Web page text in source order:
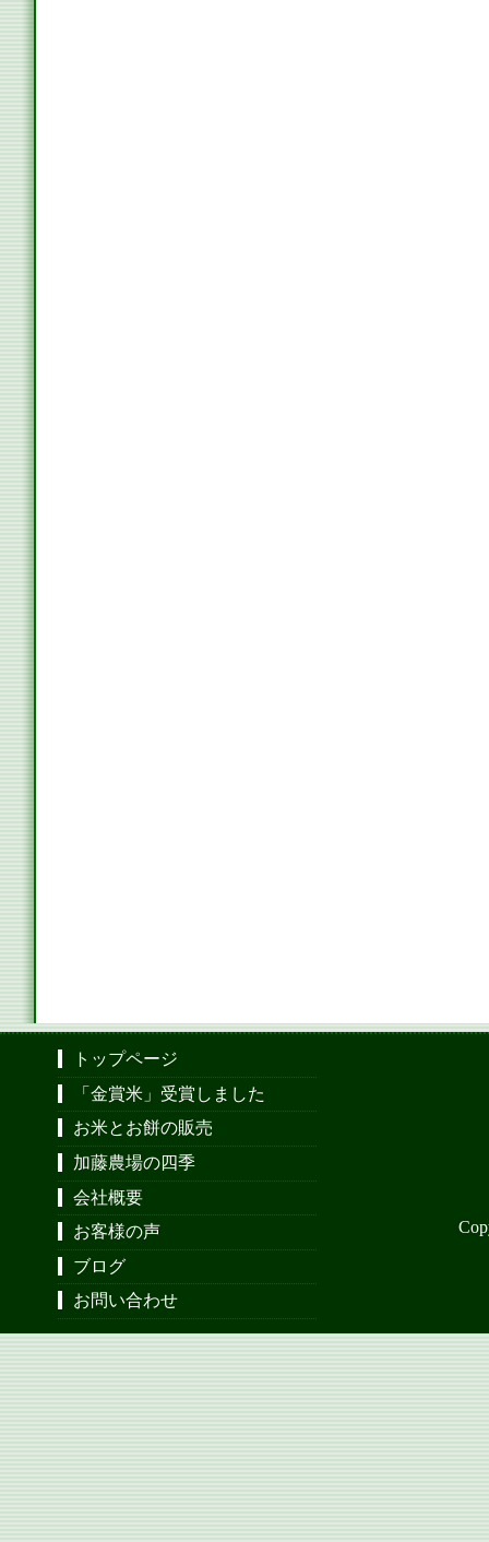
トップページ
「金賞米」受賞しました
お米とお餅の販売
加藤農場の四季
会社概要
お客様の声
ブログ
お問い合わせ